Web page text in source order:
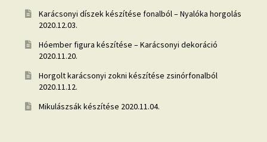
Karácsonyi díszek készítése fonalból – Nyalóka horgolás
2020.12.03.
Hóember figura készítése – Karácsonyi dekoráció
2020.11.20.
Horgolt karácsonyi zokni készítése zsinórfonalból
2020.11.12.
Mikulászsák készítése 2020.11.04.